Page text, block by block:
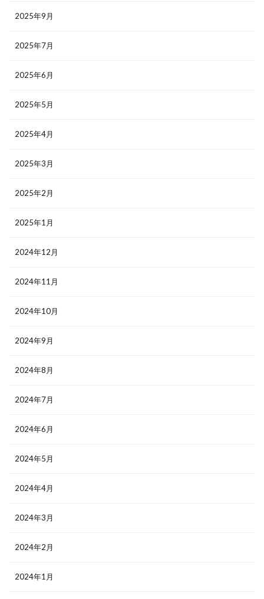
2025年9月
2025年7月
2025年6月
2025年5月
2025年4月
2025年3月
2025年2月
2025年1月
2024年12月
2024年11月
2024年10月
2024年9月
2024年8月
2024年7月
2024年6月
2024年5月
2024年4月
2024年3月
2024年2月
2024年1月